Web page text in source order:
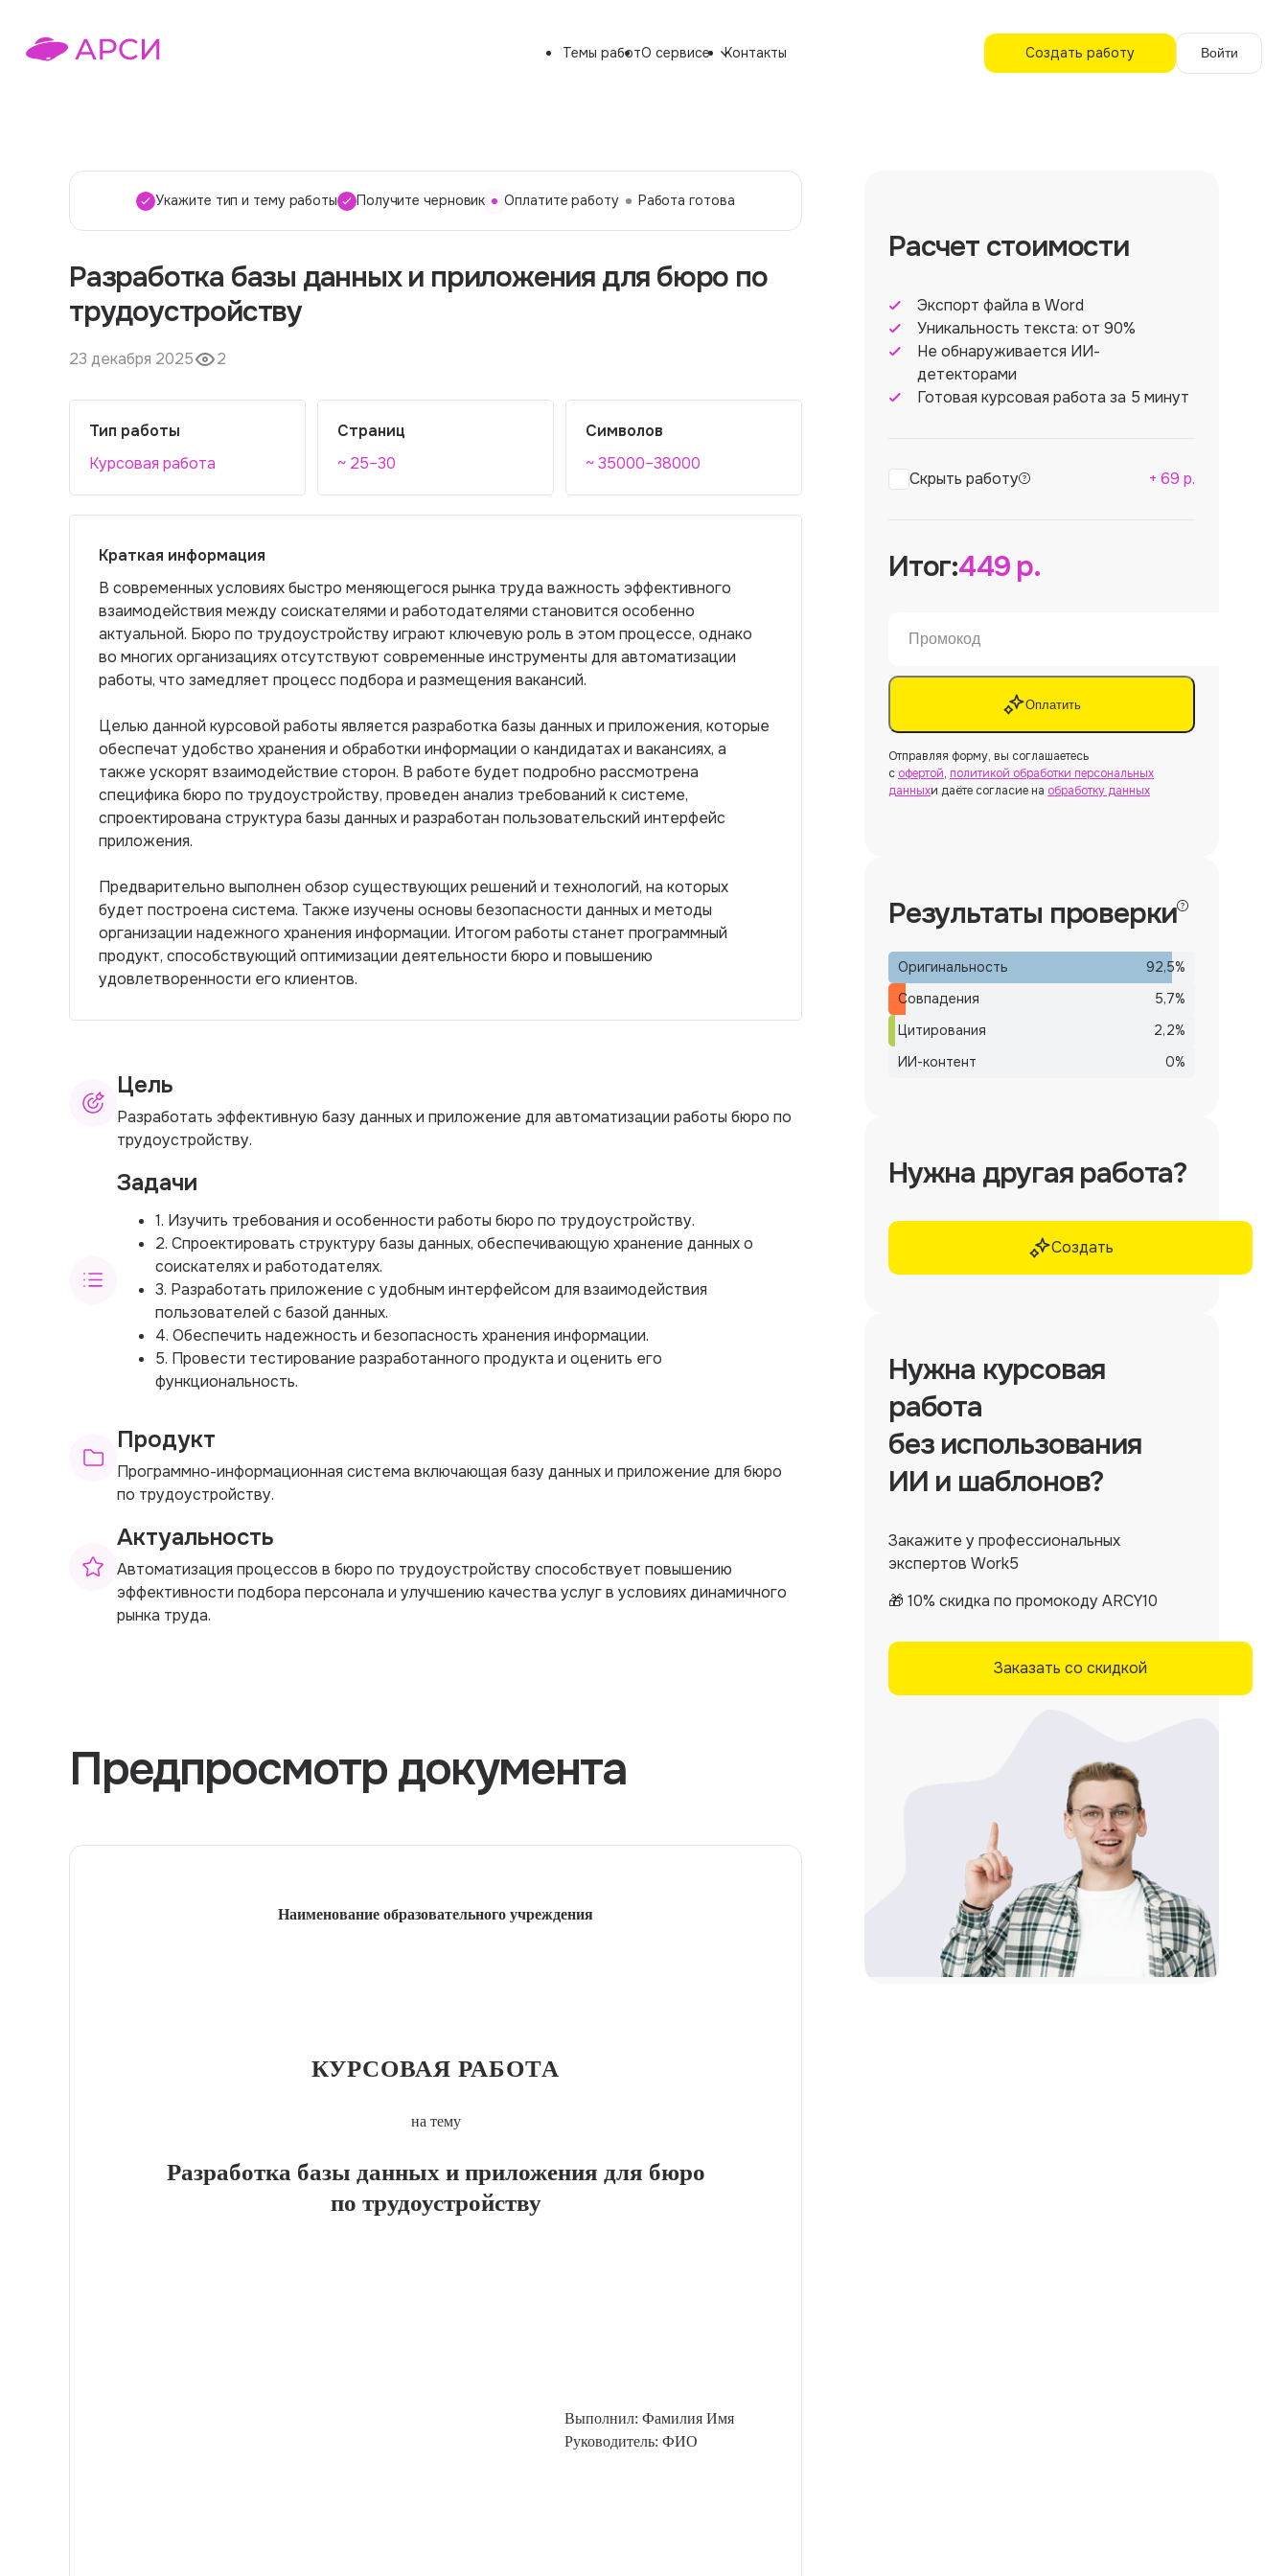
Темы работО сервисе Контакты Создать работу Войти
Укажите тип и тему работы Получите черновик Оплатите работу Работа готова
Разработка базы данных и приложения для бюро по
трудоустройству
23 декабря 2025 2
Тип работы
Курсовая работа
Страниц
~ 25–30
Символов
~ 35000–38000
Краткая информация
В современных условиях быстро меняющегося рынка труда важность эффективного
взаимодействия между соискателями и работодателями становится особенно
актуальной. Бюро по трудоустройству играют ключевую роль в этом процессе, однако
во многих организациях отсутствуют современные инструменты для автоматизации
работы, что замедляет процесс подбора и размещения вакансий.
Целью данной курсовой работы является разработка базы данных и приложения, которые
обеспечат удобство хранения и обработки информации о кандидатах и вакансиях, а
также ускорят взаимодействие сторон. В работе будет подробно рассмотрена
специфика бюро по трудоустройству, проведен анализ требований к системе,
спроектирована структура базы данных и разработан пользовательский интерфейс
приложения.
Предварительно выполнен обзор существующих решений и технологий, на которых
будет построена система. Также изучены основы безопасности данных и методы
организации надежного хранения информации. Итогом работы станет программный
продукт, способствующий оптимизации деятельности бюро и повышению
удовлетворенности его клиентов.
Цель
Разработать эффективную базу данных и приложение для автоматизации работы бюро по
трудоустройству.
Задачи
1. Изучить требования и особенности работы бюро по трудоустройству.
2. Спроектировать структуру базы данных, обеспечивающую хранение данных о
соискателях и работодателях.
3. Разработать приложение с удобным интерфейсом для взаимодействия
пользователей с базой данных.
4. Обеспечить надежность и безопасность хранения информации.
5. Провести тестирование разработанного продукта и оценить его
функциональность.
Продукт
Программно-информационная система включающая базу данных и приложение для бюро
по трудоустройству.
Актуальность
Автоматизация процессов в бюро по трудоустройству способствует повышению
эффективности подбора персонала и улучшению качества услуг в условиях динамичного
рынка труда.
Предпросмотр документа
Наименование образовательного учреждения
КУРСОВАЯ РАБОТА
на тему
Разработка базы данных и приложения для бюро
по трудоустройству
Выполнил: Фамилия Имя
Руководитель: ФИО
Расчет стоимости
Экспорт файла в Word
Уникальность текста: от 90%
Не обнаруживается ИИ-
детекторами
Готовая курсовая работа за 5 минут
Скрыть работу + 69 р.
Итог:449р.
Оплатить
Отправляя форму, вы соглашаетесь
с офертой, политикой обработки персональных
данныхи даёте согласие на обработку данных
Результаты проверки
Оригинальность 92,5%
Совпадения
5,7%
Цитирования
2,2%
ИИ-контент
0%
Нужна другая работа?
Создать
Нужна курсовая
работа
без использования
ИИ и шаблонов?
Закажите у профессиональных
экспертов Work5
🎁 10% скидка по промокоду ARCY10
Заказать со скидкой